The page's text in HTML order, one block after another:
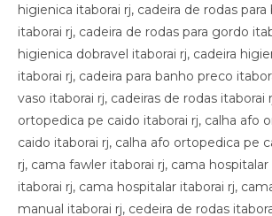
higienica itaborai rj, cadeira de rodas
itaborai rj, cadeira de rodas para gordo
higienica dobravel itaborai rj, cadeira
itaborai rj, cadeira para banho preco
vaso itaborai rj, cadeiras de rodas itaborai
ortopedica pe caido itaborai rj, calha afo
caido itaborai rj, calha afo ortopedica pe
rj, cama fawler itaborai rj, cama
itaborai rj, cama hospitalar itaborai rj,
manual itaborai rj, cedeira de rodas